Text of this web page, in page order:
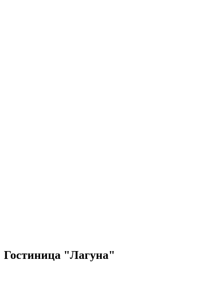
Гостиница "Лагуна"